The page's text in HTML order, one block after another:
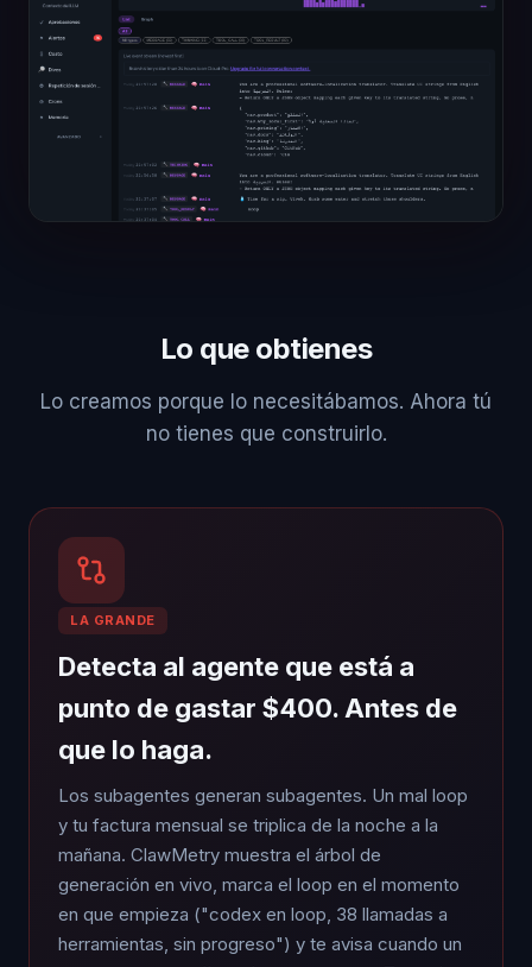
Lo que obtienes
Lo creamos porque lo necesitábamos. Ahora tú
no tienes que construirlo.
LA GRANDE
Detecta al agente que está a
punto de gastar $400. Antes de
que lo haga.
Los subagentes generan subagentes. Un mal loop
y tu factura mensual se triplica de la noche a la
mañana. ClawMetry muestra el árbol de
generación en vivo, marca el loop en el momento
en que empieza ("codex en loop, 38 llamadas a
herramientas, sin progreso") y te avisa cuando un